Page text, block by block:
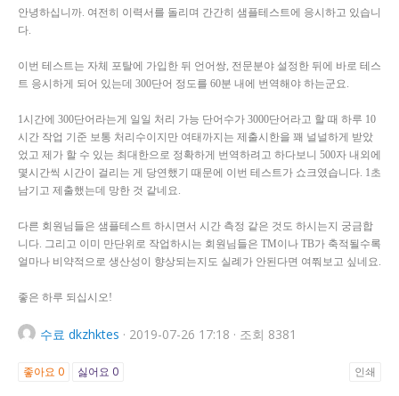
안녕하십니까. 여전히 이력서를 돌리며 간간히 샘플테스트에 응시하고 있습니
다.
이번 테스트는 자체 포탈에 가입한 뒤 언어쌍, 전문분야 설정한 뒤에 바로 테스
트 응시하게 되어 있는데 300단어 정도를 60분 내에 번역해야 하는군요.
1시간에 300단어라는게 일일 처리 가능 단어수가 3000단어라고 할 때 하루 10
시간 작업 기준 보통 처리수이지만 여태까지는 제출시한을 꽤 널널하게 받았
었고 제가 할 수 있는 최대한으로 정확하게 번역하려고 하다보니 500자 내외에
몇시간씩 시간이 걸리는 게 당연했기 때문에 이번 테스트가 쇼크였습니다. 1초
남기고 제출했는데 망한 것 같네요.
다른 회원님들은 샘플테스트 하시면서 시간 측정 같은 것도 하시는지 궁금합
니다. 그리고 이미 만단위로 작업하시는 회원님들은 TM이나 TB가 축적될수록
얼마나 비약적으로 생산성이 향상되는지도 실례가 안된다면 여쭤보고 싶네요.
좋은 하루 되십시오!
수료 dkzhktes · 2019-07-26 17:18 · 조회 8381
좋아요 0 싫어요 0 인쇄